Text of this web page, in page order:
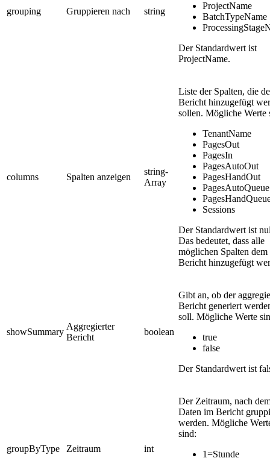
grouping Gruppieren nach string
ProjectName
BatchTypeName
Der Standardwert ist
ProjectName.
columns Spalten anzeigen
string-
Array
Liste der Spalten, die
Bericht hinzugefügt
sollen. Mögliche Werte
TenantName
PagesOut
PagesIn
PagesAutoOut
PagesHandOut
PagesAutoQueue
Sessions
Der Standardwert ist
Das bedeutet, dass alle
möglichen Spalten dem
Bericht hinzugefügt
showSummary
Aggregierter
Bericht
boolean
Gibt an, ob der
Bericht generiert
soll. Mögliche Werte
true
false
Der Standardwert ist
groupByType Zeitraum int
Der Zeitraum, nach
Daten im Bericht
werden. Mögliche
sind:
1=Stunde